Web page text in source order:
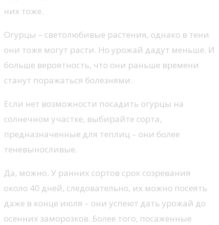
них тоже.
Огурцы – светолюбивые растения, однако в тени
они тоже могут расти. Но урожай дадут меньше. И
больше вероятность, что они раньше времени
станут поражаться болезнями.
Если нет возможности посадить огурцы на
солнечном участке, выбирайте сорта,
предназначенные для теплиц – они более
теневыносливые.
Да, можно. У ранних сортов срок созревания
около 40 дней, следовательно, их можно посеять
даже в конце июля – они успеют дать урожай до
осенних заморозков. Более того, посаженные